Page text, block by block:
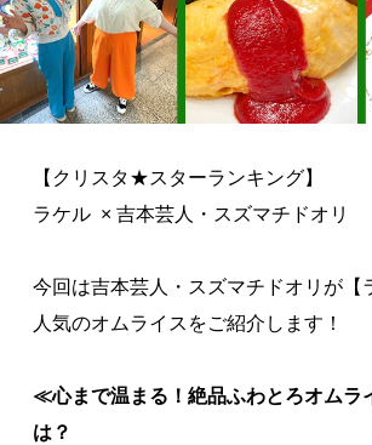
【クリスタ★スターランキング】
ラケル × 吉本芸人・スズマチドオリ
今回は吉本芸人・スズマチドオリが【
人気のオムライスをご紹介します！
≪心まで温まる！絶品ふわとろオムラ
は？